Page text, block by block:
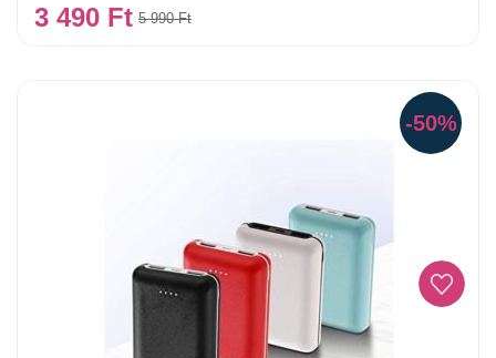
5 990Ft
3 490 Ft
-50%